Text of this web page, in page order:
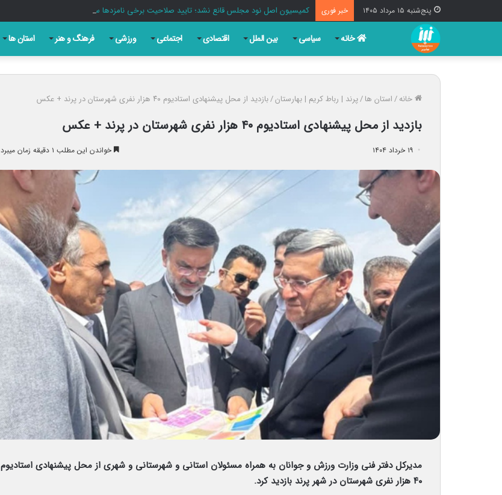
پنج‌شنبه ۱۵ مرداد ۱۴۰۵ خبر فوری کمیسیون اصل نود مجلس قانع نشد؛ تایید صلاحیت برخی نامزدها سلیقه‌ای است
خانه سیاسی بین الملل اقتصادی اجتماعی ورزشی فرهنگ و هنر استان ها
خانه/استان ها/پرند | رباط کریم | بهارستان/بازدید از محل پیشنهادی استادیوم ۴۰ هزار نفری شهرستان در پرند + عکس
بازدید از محل پیشنهادی استادیوم ۴۰ هزار نفری شهرستان در پرند + عکس
۱۹ خرداد ۱۴۰۴ خواندن این مطلب ۱ دقیقه زمان میبرد
مدیرکل دفتر فنی وزارت ورزش و جوانان به همراه مسئولان استانی و شهرستانی و شهری از محل پیشنهادی استادیوم
۴۰ هزار نفری شهرستان در شهر پرند بازدید کرد.